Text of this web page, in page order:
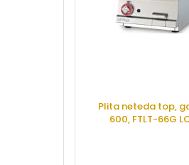
Plita neteda top,
600, FTLT-66G